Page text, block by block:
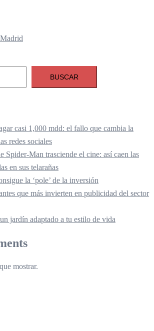
BUSCAR
casi 1,000 mdd: el fallo que cambia la
redes sociales
Spider-Man trasciende el cine: así caen las
en sus telarañas
la ‘pole’ de la inversión
que más invierten en publicidad del sector
jardín adaptado a tu estilo de vida
mostrar.